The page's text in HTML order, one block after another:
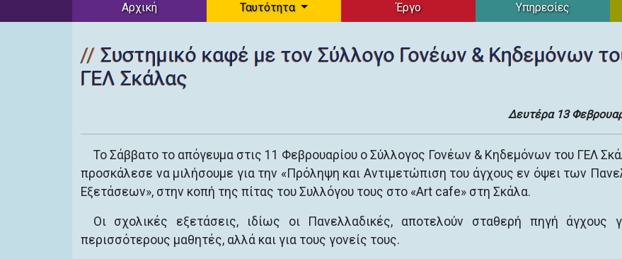
Αρχική Ταυτότητα Έργο Υπηρεσίες
Συστημικό καφέ με τον Σύλλογο Γονέων & Κηδεμόνων
ΓΕΛ Σκάλας
Δευτέρα 13
Το Σάββατο το απόγευμα στις 11 Φεβρουαρίου ο Σύλλογος Γονέων & Κηδεμόνων του ΓΕΛ
προσκάλεσε να μιλήσουμε για την «Πρόληψη και Αντιμετώπιση του άγχους εν όψει των
Εξετάσεων», στην κοπή της πίτας του Συλλόγου τους στο «Art cafe» στη Σκάλα.
Οι σχολικές εξετάσεις, ιδίως οι Πανελλαδικές, αποτελούν σταθερή πηγή άγχους
περισσότερους μαθητές, αλλά και για τους γονείς τους.